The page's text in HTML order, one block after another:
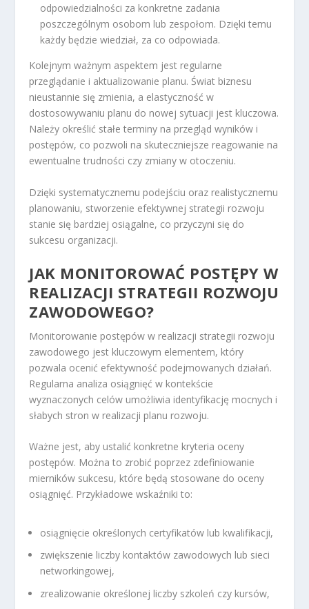
odpowiedzialności za konkretne zadania
poszczególnym osobom lub zespołom. Dzięki temu
każdy będzie wiedział, za co odpowiada.
Kolejnym ważnym aspektem jest regularne
przeglądanie i aktualizowanie planu. Świat biznesu
nieustannie się zmienia, a elastyczność w
dostosowywaniu planu do nowej sytuacji jest kluczowa.
Należy określić stałe terminy na przegląd wyników i
postępów, co pozwoli na skuteczniejsze reagowanie na
ewentualne trudności czy zmiany w otoczeniu.
Dzięki systematycznemu podejściu oraz realistycznemu
planowaniu, stworzenie efektywnej strategii rozwoju
stanie się bardziej osiągalne, co przyczyni się do
sukcesu organizacji.
JAK MONITOROWAĆ POSTĘPY W
REALIZACJI STRATEGII ROZWOJU
ZAWODOWEGO?
Monitorowanie postępów w realizacji strategii rozwoju
zawodowego jest kluczowym elementem, który
pozwala ocenić efektywność podejmowanych działań.
Regularna analiza osiągnięć w kontekście
wyznaczonych celów umożliwia identyfikację mocnych i
słabych stron w realizacji planu rozwoju.
Ważne jest, aby ustalić konkretne kryteria oceny
postępów. Można to zrobić poprzez zdefiniowanie
mierników sukcesu, które będą stosowane do oceny
osiągnięć. Przykładowe wskaźniki to:
osiągnięcie określonych certyfikatów lub kwalifikacji,
zwiększenie liczby kontaktów zawodowych lub sieci
networkingowej,
zrealizowanie określonej liczby szkoleń czy kursów,